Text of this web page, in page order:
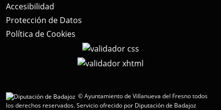
Accesibilidad
Protección de Datos
Política de Cookies
© Ayuntamiento de Villanueva del Fresno todos
los derechos reservados.Servicio ofrecido por Diputación de Badajoz